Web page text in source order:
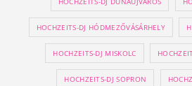
HOCHZEITS-DJ HÓDMEZŐVÁSÁRHELY
HOCHZEITS-DJ MISKOLC
HOCHZEITS-DJ SOPRON